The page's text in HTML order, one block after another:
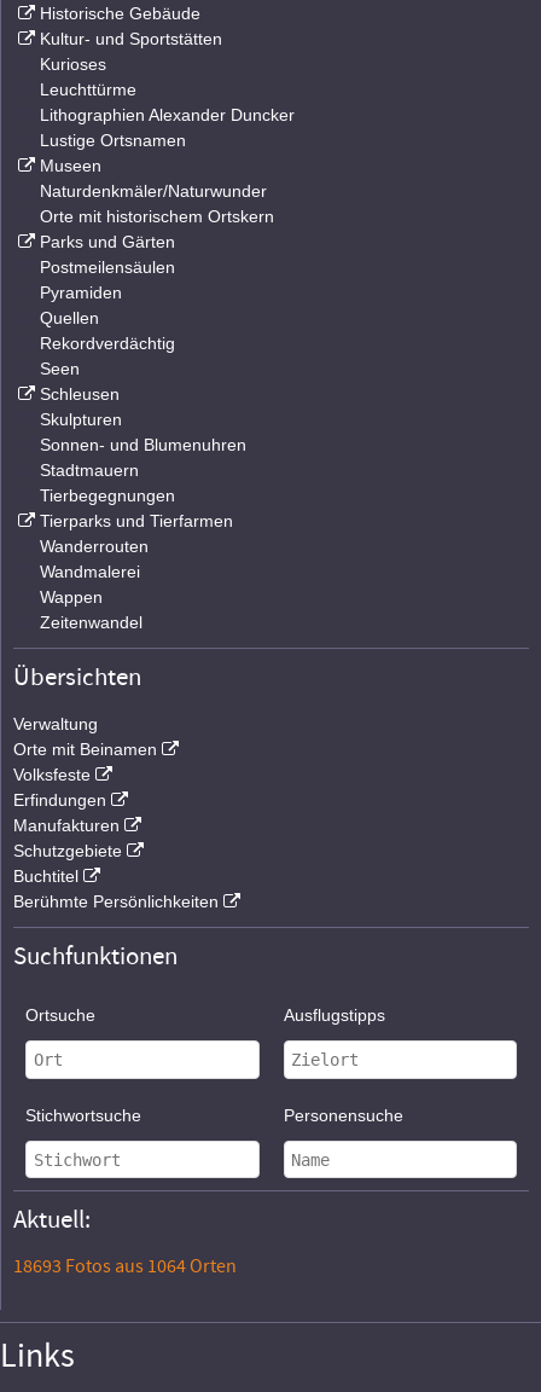
Historische Gebäude
Kultur- und Sportstätten
Kurioses
Leuchttürme
Lithographien Alexander Duncker
Lustige Ortsnamen
Museen
Naturdenkmäler/Naturwunder
Orte mit historischem Ortskern
Parks und Gärten
Postmeilensäulen
Pyramiden
Quellen
Rekordverdächtig
Seen
Schleusen
Skulpturen
Sonnen- und Blumenuhren
Stadtmauern
Tierbegegnungen
Tierparks und Tierfarmen
Wanderrouten
Wandmalerei
Wappen
Zeitenwandel
Übersichten
Verwaltung
Orte mit Beinamen
Volksfeste
Erfindungen
Manufakturen
Schutzgebiete
Buchtitel
Berühmte Persönlichkeiten
Suchfunktionen
Ortsuche Ausflugstipps
Stichwortsuche Personensuche
Aktuell:
18693 Fotos aus 1064 Orten
Links